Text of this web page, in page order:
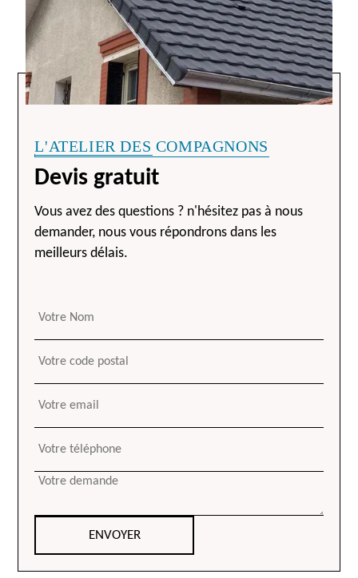
L'ATELIER DES COMPAGNONS
Devis gratuit
Vous avez des questions ? n'hésitez pas à nous
demander, nous vous répondrons dans les
meilleurs délais.